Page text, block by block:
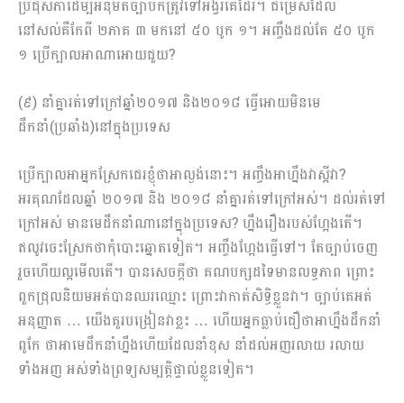
ប្រជុំសភាដើម្បីអនុម័តច្បាប់ក៏ត្រូវទៅ​អង្វរគេដែរ។ ជម្រើសដែល
នៅសល់គឺកែពី ២ភាគ ៣ មកនៅ ៥០ បូក ១។ អញ្ចឹងដល់តែ ៥០ បូក
១ ប្រើក្បាលអាណាអោយ​ជួយ?
(៩) នាំគ្នារត់ទៅក្រៅឆ្នាំ២០១៧ និង២០១៨ ធ្វើអោយមិនមេ
ដឹកនាំ(ប្រឆាំង)នៅក្នុងប្រទេស
ប្រើក្បាលអាអ្នកស្រែកជេរខ្ញុំថាអាល្ងង់នោះ។ អញ្ចឹងអាហ្នឹងវាស្អីវា?
អរគុណដែលឆ្នាំ ២០១៧ និង ២០១៨ នាំគ្នារត់ទៅក្រៅអស់។ ដល់រត់ទៅ
ក្រៅអស់ មានមេដឹកនាំណានៅក្នុងប្រទេស? ហ្នឹង​រឿងរបស់ហ្អែងតើ។
ឥលូវចេះស្រែកថាកុំបោះឆ្នោតទៀត។ អញ្ចឹងហ្អែងធ្វើទៅ។ តែច្បាប់ចេញ
រួចហើយល្អមើលតើ។ បានសេចក្ដីថា គណបក្សដទៃមានលទ្ធភាព ព្រោះ
ពួកជ្រុលនិយមអត់បានឈរឈ្មោះ ព្រោះវាកាត់សិទ្ធិខ្លួន​វា។ ​ច្បាប់គេអត់
អនុញ្ញាត … យើងគួរបង្រៀនវាខ្លះ … ហើយអ្នកធ្លាប់ជឿថាអាហ្នឹងដឹកនាំ
ពូកែ ថាអាមេដឹកនាំហ្នឹងហើយ​ដែលនាំខុស នាំដល់អញរលាយ រលាយ
ទាំងអញ អស់ទាំងព្រទ្យសម្បត្ដិផ្ទាល់ខ្លួនទៀត។